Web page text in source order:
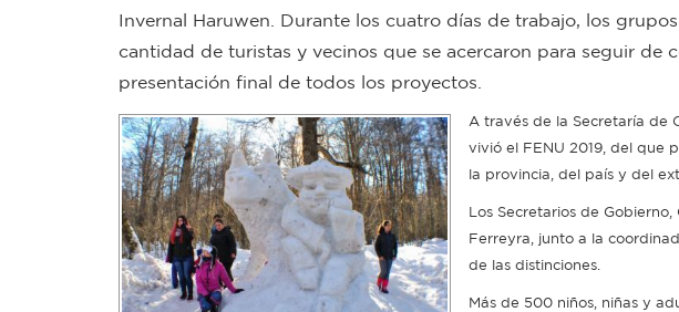
Invernal Haruwen. Durante los cuatro días de trabajo, los
cantidad de turistas y vecinos que se acercaron para seguir de
presentación final de todos los proyectos.
A través de la Secretaría de
vivió el FENU 2019, del que
la provincia, del país y del
Los Secretarios de
Ferreyra, junto a la
de las distinciones.
Más de 500 niños, niñas y